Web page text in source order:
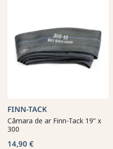
FINN-TACK
Câmara de ar Finn-Tack 19” x
300
14,90 €